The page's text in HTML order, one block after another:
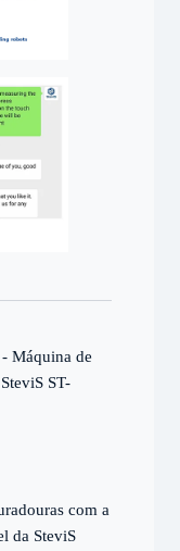
Máquina de
ST-
com a
da SteviS